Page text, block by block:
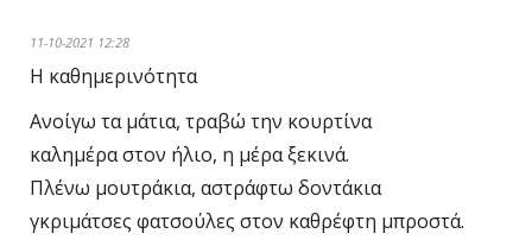
11-10-2021 12:28
Η καθημερινότητα
Ανοίγω τα μάτια, τραβώ την κουρτίνα
καλημέρα στον ήλιο, η μέρα ξεκινά.
Πλένω μουτράκια, αστράφτω δοντάκια
γκριμάτσες φατσούλες στον καθρέφτη μπροστά.